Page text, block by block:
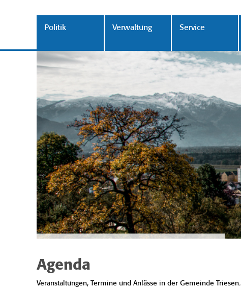
Politik Verwaltung Service
Agenda
Veranstaltungen, Termine und Anlässe in der Gemeinde Triesen.